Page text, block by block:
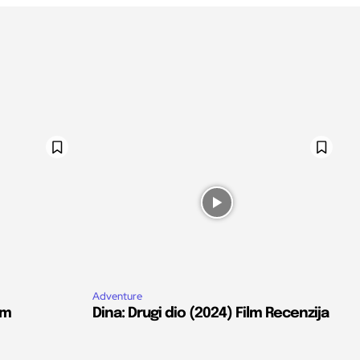
Adventure
Dina: Drugi dio (2024) Film Recenzija